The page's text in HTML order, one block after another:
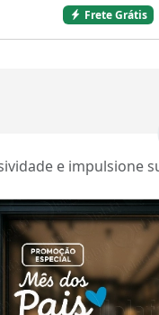
Frete Grátis
e impulsione